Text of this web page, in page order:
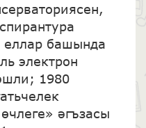
еллар башында
электрон
1980
әгъзасы